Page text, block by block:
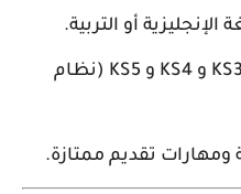
أو التربية.
خبرة في تدريس مناهج KS3 و KS4 و KS5 (نظام
ومهارات تقديم ممتازة.